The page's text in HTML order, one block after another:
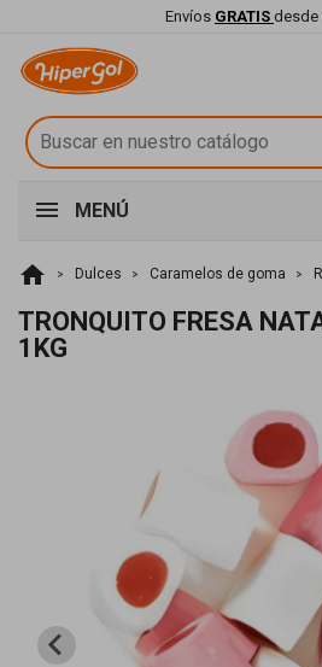
Envíos GRATIS desde
MENÚ
home Dulces Caramelos de goma
TRONQUITO FRESA
1KG